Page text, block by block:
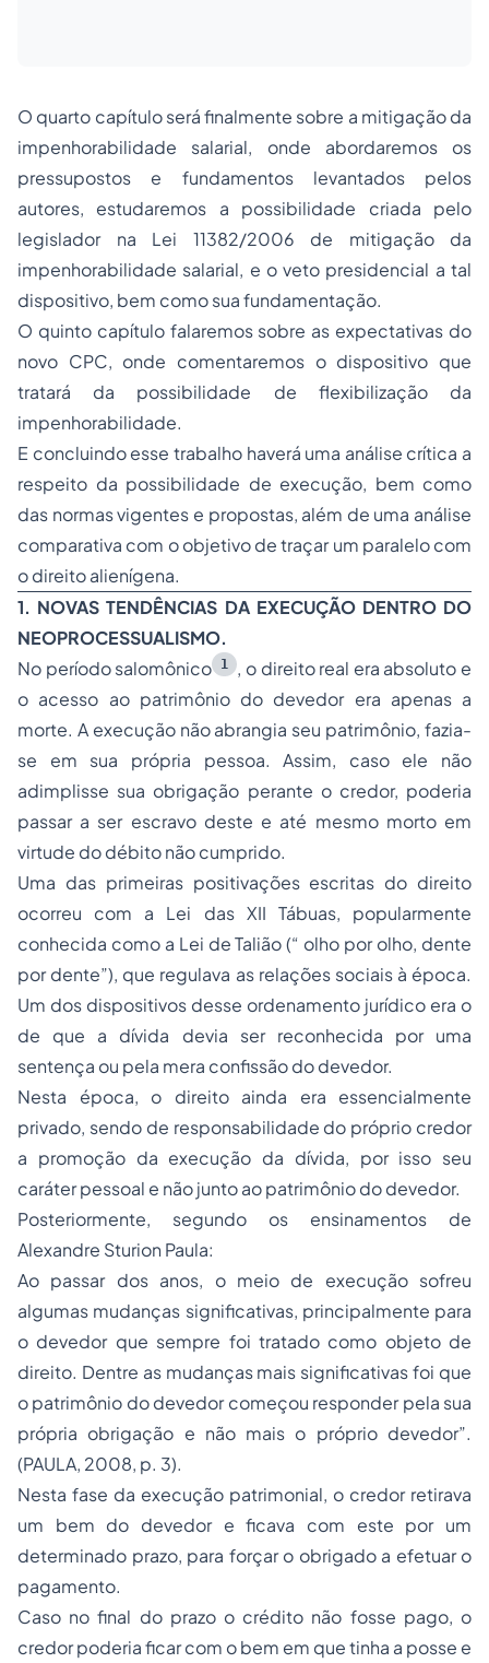
O quarto capítulo será finalmente sobre a mitigação da
impenhorabilidade salarial, onde abordaremos os
pressupostos e fundamentos levantados pelos
autores, estudaremos a possibilidade criada pelo
legislador na Lei 11382/2006 de mitigação da
impenhorabilidade salarial, e o veto presidencial a tal
dispositivo, bem como sua fundamentação.
O quinto capítulo falaremos sobre as expectativas do
novo CPC, onde comentaremos o dispositivo que
tratará da possibilidade de flexibilização da
impenhorabilidade.
E concluindo esse trabalho haverá uma análise crítica a
respeito da possibilidade de execução, bem como
das normas vigentes e propostas, além de uma análise
comparativa com o objetivo de traçar um paralelo com
o direito alienígena.
1. NOVAS TENDÊNCIAS DA EXECUÇÃO DENTRO DO
NEOPROCESSUALISMO.
No período salomônico
1
, o direito real era absoluto e
o acesso ao patrimônio do devedor era apenas a
morte. A execução não abrangia seu patrimônio, fazia-
se em sua própria pessoa. Assim, caso ele não
adimplisse sua obrigação perante o credor, poderia
passar a ser escravo deste e até mesmo morto em
virtude do débito não cumprido.
Uma das primeiras positivações escritas do direito
ocorreu com a Lei das XII Tábuas, popularmente
conhecida como a Lei de Talião (“ olho por olho, dente
por dente”), que regulava as relações sociais à época.
Um dos dispositivos desse ordenamento jurídico era o
de que a dívida devia ser reconhecida por uma
sentença ou pela mera confissão do devedor.
Nesta época, o direito ainda era essencialmente
privado, sendo de responsabilidade do próprio credor
a promoção da execução da dívida, por isso seu
caráter pessoal e não junto ao patrimônio do devedor.
Posteriormente, segundo os ensinamentos de
Alexandre Sturion Paula:
Ao passar dos anos, o meio de execução sofreu
algumas mudanças significativas, principalmente para
o devedor que sempre foi tratado como objeto de
direito. Dentre as mudanças mais significativas foi que
o patrimônio do devedor começou responder pela sua
própria obrigação e não mais o próprio devedor”.
(PAULA, 2008, p. 3).
Nesta fase da execução patrimonial, o credor retirava
um bem do devedor e ficava com este por um
determinado prazo, para forçar o obrigado a efetuar o
pagamento.
Caso no final do prazo o crédito não fosse pago, o
credor poderia ficar com o bem em que tinha a posse e